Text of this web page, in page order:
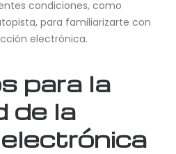
condiciones, como
para familiarizarte con
electrónica.
para la
de la